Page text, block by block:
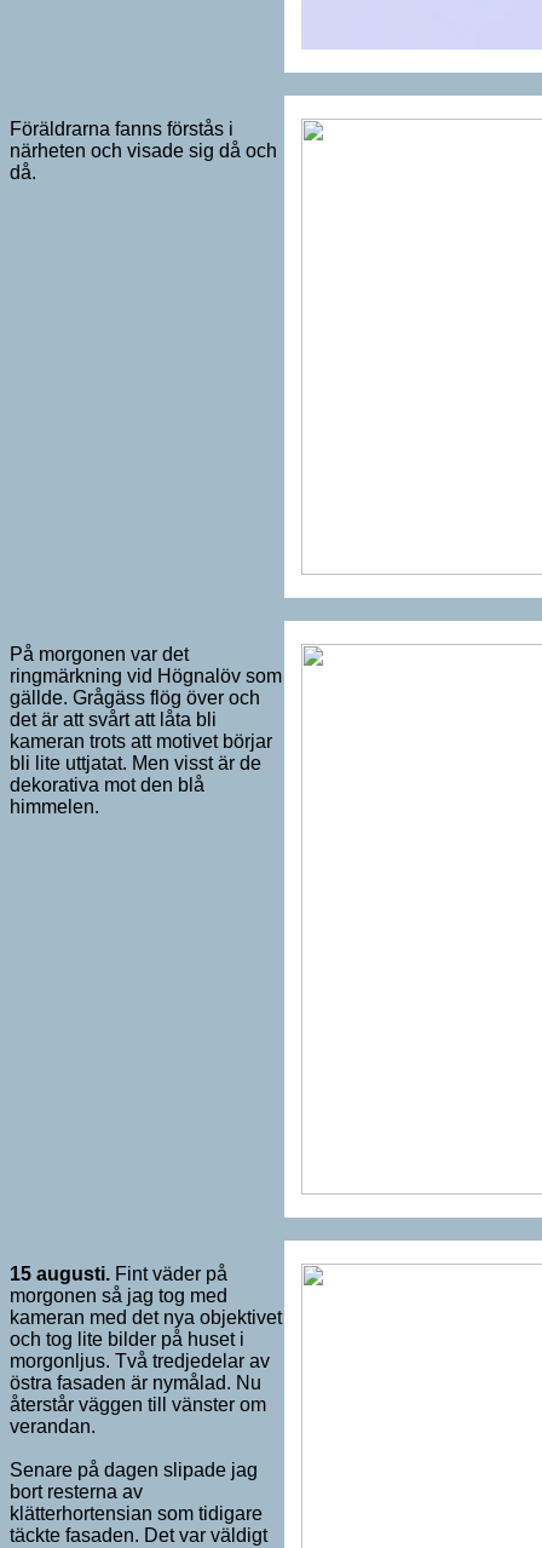
Föräldrarna fanns förstås i
närheten och visade sig då och
då.
På morgonen var det
ringmärkning vid Högnalöv som
gällde. Grågäss flög över och
det är att svårt att låta bli
kameran trots att motivet börjar
bli lite uttjatat. Men visst är de
dekorativa mot den blå
himmelen.
15 augusti. Fint väder på
morgonen så jag tog med
kameran med det nya objektivet
och tog lite bilder på huset i
morgonljus. Två tredjedelar av
östra fasaden är nymålad. Nu
återstår väggen till vänster om
verandan.
Senare på dagen slipade jag
bort resterna av
klätterhortensian som tidigare
täckte fasaden. Det var väldigt